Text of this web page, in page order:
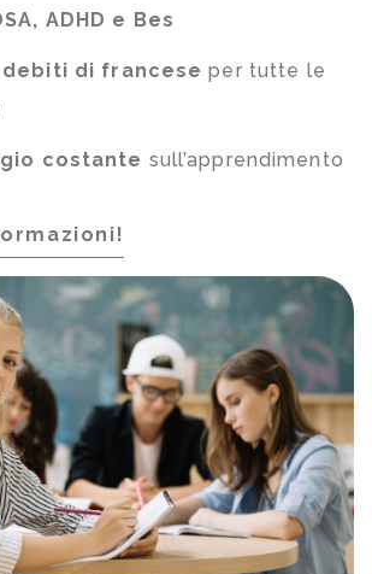
ADHD e Bes
debiti di francese per tutte le
costante sull’apprendimento